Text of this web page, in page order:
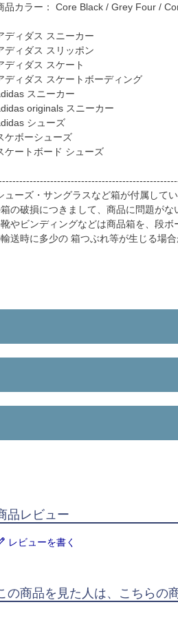
品カラー： Core Black / Grey Four /
ディダス スニーカー
ディダス スリッポン
ディダス スケート
ディダス スケートボーディング
スニーカー
originals スニーカー
シューズ
ケボーシューズ
ケートボード シューズ
ューズ・サングラスなど箱が付属して
の破損につきまして、商品に問題がな
やビンディングなどは商品箱を、段ボ
送時に多少の 箱つぶれ等が生じる場
品レビュー
レビューを書く
の商品を見た人は、こちらの